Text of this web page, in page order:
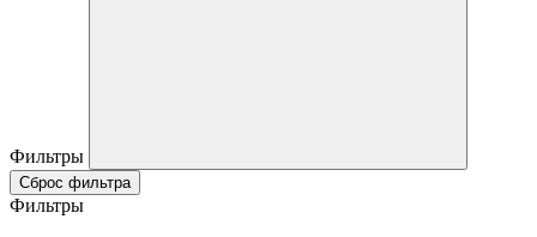
Фильтры
Сброс фильтра
Фильтры